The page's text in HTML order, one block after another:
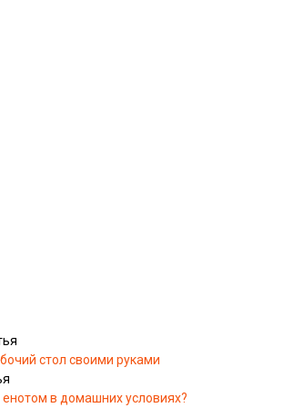
стол своими руками
енотом в домашних условиях?